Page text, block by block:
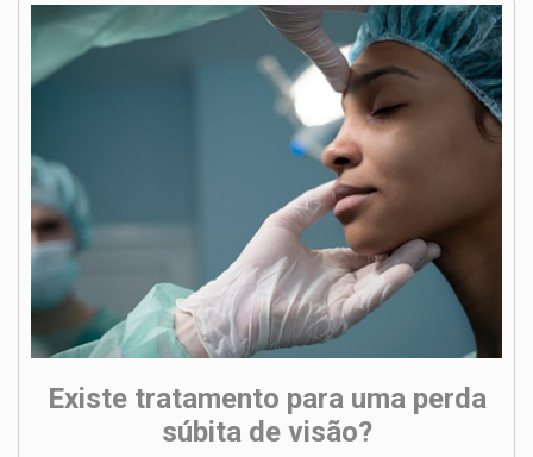
Existe tratamento para uma perda
súbita de visão?